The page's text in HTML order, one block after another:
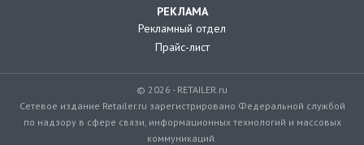
РЕКЛАМА
Рекламный отдел
Прайс-лист
© 2026 - RETAILER.ru
Сетевое издание Retailer.ru зарегистрировано Федеральной службой
по надзору в сфере связи, информационных технологий и массовых
коммуникаций.